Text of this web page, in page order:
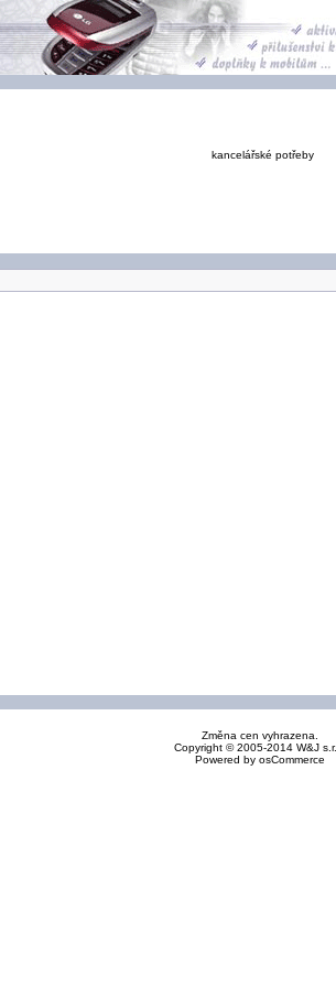
kancelářské potřeby
Změna cen vyhrazena.
Copyright © 2005-2014 W&J
Powered by osCommerce